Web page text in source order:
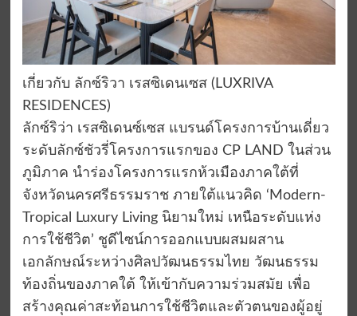
เกี่ยวกับ ลักซ์ริวา เรสซิเดนเซส (LUXRIVA
RESIDENCES)
ลักซ์ริว่า เรสซิเดนซ์เซส แบรนด์โครงการบ้านเดี่ยว
ระดับลักซ์ชัวรี่โครงการแรกของ CP LAND ในส่วน
ภูมิภาค นำร่องโครงการแรกห้วเมืองภาคใต้ที่
จังหวัดนครศรีธรรมราช ภายใต้แนวคิด ‘Modern-
Tropical Luxury Living นิยามใหม่ เหนือระดับแห่ง
การใช้ชีวิต’ ชูดีไซน์การออกแบบผสมผสาน
เอกลักษณ์ระหว่างศิลปวัฒนธรรมไทย วัฒนธรรม
ท้องถิ่นของภาคใต้ ให้เข้ากับความร่วมสมัย เพื่อ
สร้างคุณค่าสะท้อนการใช้ชีวิตและตัวตนของผู้อยู่